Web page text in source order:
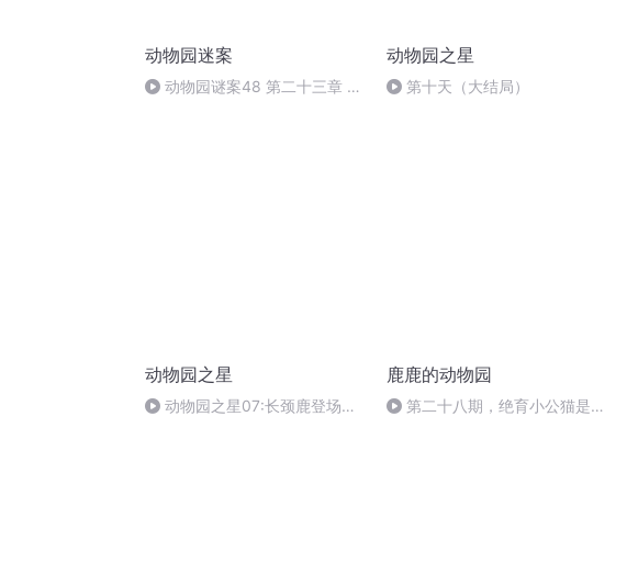
动物园迷案
动物园谜案48 第二十三章 心
动物园之星
第十天（大结局）
动物园之星
动物园之星07:长颈鹿登场，
鹿鹿的动物园
第二十八期，绝育小公猫是怎